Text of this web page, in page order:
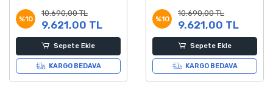
%10
10.690,00 TL
9.621,00 TL
Sepete Ekle
KARGO BEDAVA
%10
10.690,00 TL
9.621,00 TL
Sepete Ekle
KARGO BEDAVA